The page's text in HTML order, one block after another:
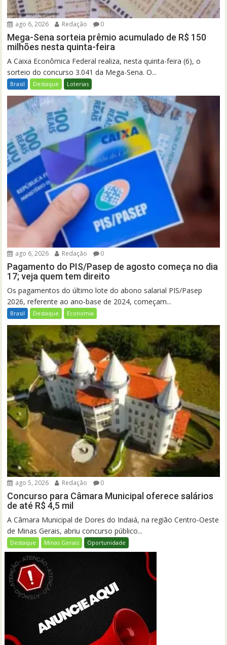
ago 6, 2026 Redação 0
Mega-Sena sorteia prêmio acumulado de R$ 150
milhões nesta quinta-feira
A Caixa Econômica Federal realiza, nesta quinta-feira (6), o
sorteio do concurso 3.041 da Mega-Sena. O...
Brasil Destaque Loterias
ago 6, 2026 Redação 0
Pagamento do PIS/Pasep de agosto começa no dia
17; veja quem tem direito
Os pagamentos do último lote do abono salarial PIS/Pasep
2026, referente ao ano-base de 2024, começam...
Brasil Destaque Economia
ago 5, 2026 Redação 0
Concurso para Câmara Municipal oferece salários
de até R$ 4,5 mil
A Câmara Municipal de Dores do Indaiá, na região Centro-Oeste
de Minas Gerais, abriu concurso público...
Destaque Minas Gerais Oportunidade